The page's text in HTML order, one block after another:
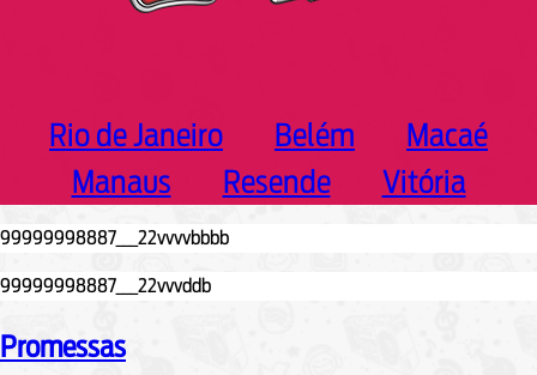
Rio de Janeiro Belém
Macaé
Manaus
Resende Vitória
Promessas